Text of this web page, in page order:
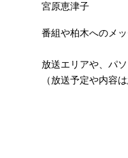
宮原恵津子
番組や柏木へのメ
放送エリアや、パ
（放送予定や内容